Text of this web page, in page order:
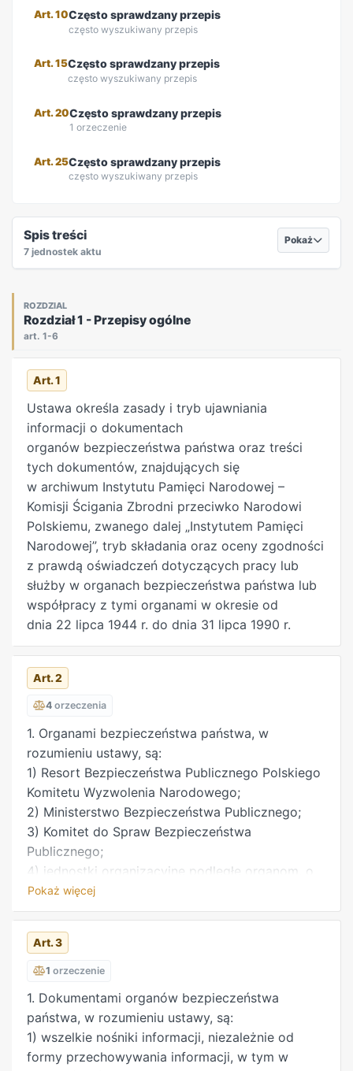
Art. 10Często sprawdzany przepis
często wyszukiwany przepis
Art. 15Często sprawdzany przepis
często wyszukiwany przepis
Art. 20Często sprawdzany przepis
1 orzeczenie
Art. 25Często sprawdzany przepis
często wyszukiwany przepis
Spis treści
7 jednostek aktu
Pokaż
ROZDZIAL
Rozdział 1 - Przepisy ogólne
art. 1-6
Art. 1
Ustawa określa zasady i tryb ujawniania
informacji o dokumentach
organów bezpieczeństwa państwa oraz treści
tych dokumentów, znajdujących się
w archiwum Instytutu Pamięci Narodowej –
Komisji Ścigania Zbrodni przeciwko Narodowi
Polskiemu, zwanego dalej „Instytutem Pamięci
Narodowej”, tryb składania oraz oceny zgodności
z prawdą oświadczeń dotyczących pracy lub
służby w organach bezpieczeństwa państwa lub
współpracy z tymi organami w okresie od
dnia 22 lipca 1944 r. do dnia 31 lipca 1990 r.
Art. 2
4 orzeczenia
1. Organami bezpieczeństwa państwa, w
rozumieniu ustawy, są:
1) Resort Bezpieczeństwa Publicznego Polskiego
Komitetu Wyzwolenia Narodowego;
2) Ministerstwo Bezpieczeństwa Publicznego;
3) Komitet do Spraw Bezpieczeństwa
Publicznego;
4) jednostki organizacyjne podległe organom, o
których mowa w pkt 1–3, a w szczególności
jednostki Milicji Obywatelskiej w okresie do dnia
14 grudnia 1954 r.;
5) instytucje centralne Służby Bezpieczeństwa
Ministerstwa Spraw Wewnętrznych oraz podległe
im jednostki terenowe w wojewódzkich,
powiatowych i równorzędnych komendach Milicji
Obywatelskiej oraz w wojewódzkich, rejonowych
i równorzędnych urzędach spraw wewnętrznych;
Pokaż więcej
Art. 3
1 orzeczenie
1. Dokumentami organów bezpieczeństwa
państwa, w rozumieniu ustawy, są:
1) wszelkie nośniki informacji, niezależnie od
formy przechowywania informacji, w tym w